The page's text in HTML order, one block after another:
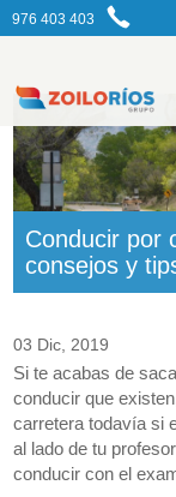
976 403 403
Conducir por
consejos y
03 Dic, 2019
Si te acabas de
conducir que
carretera todavía si
al lado de tu
conducir con el